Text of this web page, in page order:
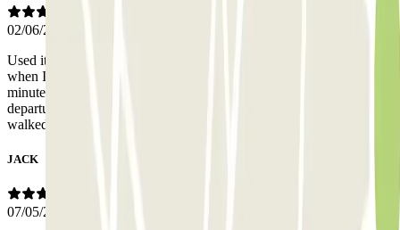
02/06/2026
Used it for 2nd time and service again was impaccable....Called
when I got off the A 22....to the airport takes about 10
minutes.Someone was already there so within 2 minutes I was in
departurehall and upon my return I called when I got my luggage
walked
JACK
07/05/2025